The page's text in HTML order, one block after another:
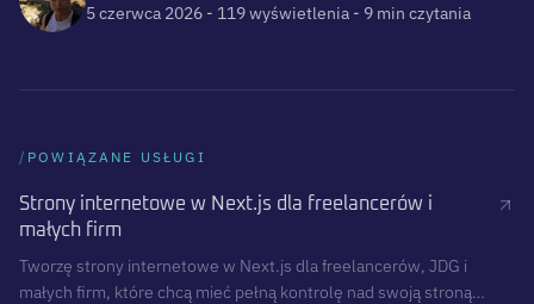
5 czerwca 2026 - 119 wyświetlenia - 9 min czytania
/ POWIĄZANE USŁUGI
Strony internetowe w Next.js dla freelancerów i
małych firm
Tworzę strony internetowe w Next.js dla freelancerów, JDG i
małych firm, które chcą mieć pełną kontrolę nad swoją stroną